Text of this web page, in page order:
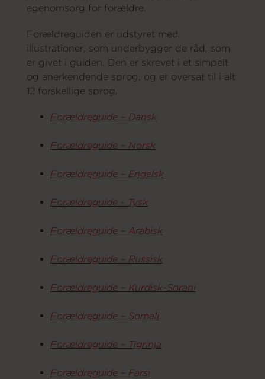
egenomsorg for forældre.
Forældreguiden er udstyret med
illustrationer, som underbygger de råd, som
er givet i guiden. Den er skrevet i et simpelt
og anerkendende sprog, og er oversat til i alt
12 forskellige sprog.
Forældreguide – Dansk
Forældreguide – Norsk
Forældreguide – Engelsk
Forældreguide - Tysk
Forældreguide – Arabisk
Forældreguide – Russisk
Forældreguide – Kurdisk-Sorani
Forældreguide – Somali
Forældreguide – Tigrinja
Forældreguide – Farsi